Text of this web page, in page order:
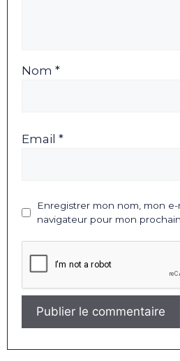
Nom *
Email *
Enregistrer mon nom, mon
navigateur pour mon